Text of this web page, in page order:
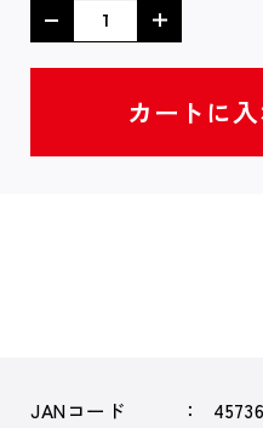
JANコード